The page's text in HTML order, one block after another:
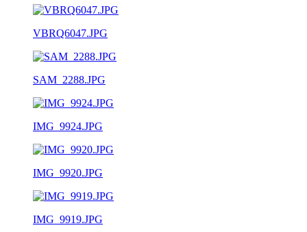
VBRQ6047.JPG
SAM_2288.JPG
IMG_9924.JPG
IMG_9920.JPG
IMG_9919.JPG